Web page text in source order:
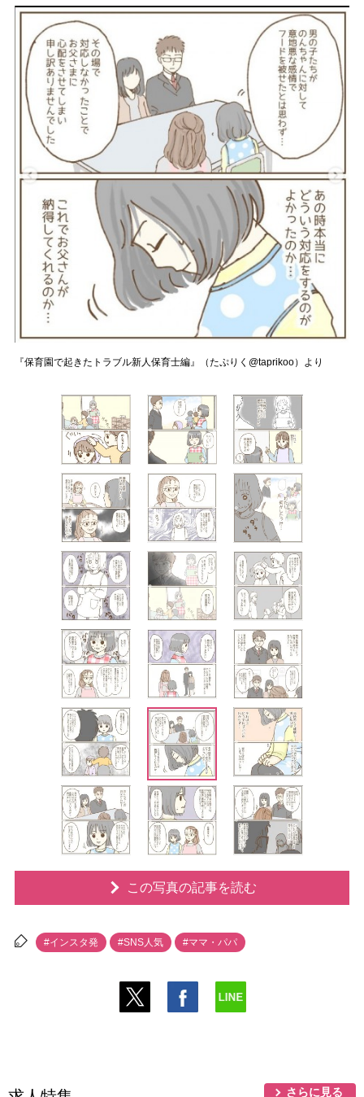
『保育園で起きたトラブル新人保育士編』（たぷりく@taprikoo）より
この写真の記事を読む
#インスタ発 #SNS人気 #ママ・パパ
さらに見る